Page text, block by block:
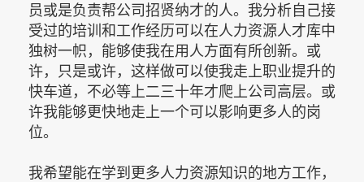
员或是负责帮公司招贤纳才的人。我分析自己接
受过的培训和工作经历可以在人力资源人才库中
独树一帜，能够使我在用人方面有所创新。或
许，只是或许，这样做可以使我走上职业提升的
快车道，不必等上二三十年才爬上公司高层。或
许我能够更快地走上一个可以影响更多人的岗
位。
我希望能在学到更多人力资源知识的地方工作，